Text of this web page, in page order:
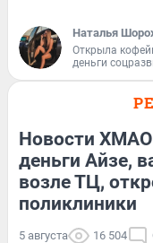
Наталья
Открыла
деньги
Новости ХМАО
деньги Айзе,
возле ТЦ,
поликлиники
5 августа 16 504